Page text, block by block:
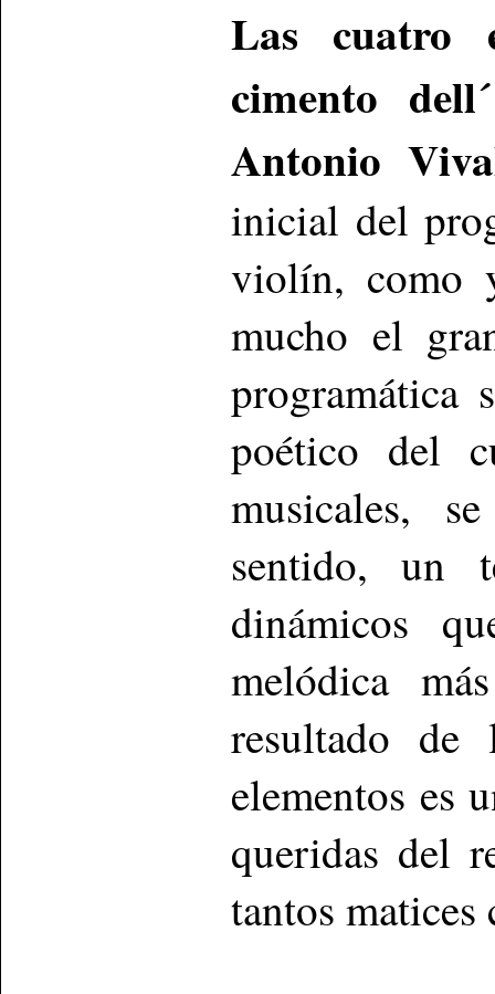
Las cuatro
cimento
Antonio
inicial del
violín, como
mucho el
programática
poético del
musicales,
sentido, un
dinámicos
melódica
resultado de
elementos es
queridas del
tantos matices